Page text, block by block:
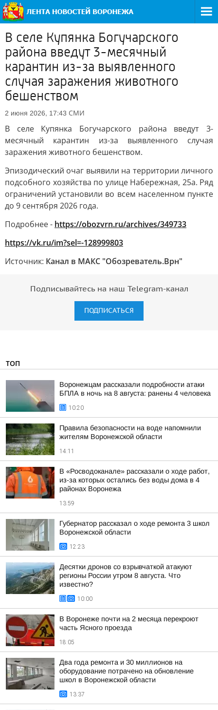
В селе Купянка Богучарского
района введут 3-месячный
карантин из-за выявленного
случая заражения животного
бешенством
2 июня 2026, 17:43 СМИ
В селе Купянка Богучарского района введут 3-
месячный карантин из-за выявленного случая
заражения животного бешенством.
Эпизодический очаг выявили на территории личного
подсобного хозяйства по улице Набережная, 25а. Ряд
ограничений установили во всем населенном пункте
до 9 сентября 2026 года.
Подробнее - https://obozvrn.ru/archives/349733
https://vk.ru/im?sel=-128999803
Источник: Канал в МАКС "Обозреватель.Врн"
Подписывайтесь на наш Telegram-канал
ПОДПИСАТЬСЯ
ТОП
Воронежцам рассказали подробности атаки
БПЛА в ночь на 8 августа: ранены 4 человека
10:20
Правила безопасности на воде напомнили
жителям Воронежской области
14:11
В «Росводоканале» рассказали о ходе работ,
из-за которых остались без воды дома в 4
районах Воронежа
13:59
Губернатор рассказал о ходе ремонта 3 школ
Воронежской области
12:23
Десятки дронов со взрывчаткой атакуют
регионы России утром 8 августа. Что
известно?
10:00
В Воронеже почти на 2 месяца перекроют
часть Ясного проезда
18:05
Два года ремонта и 30 миллионов на
оборудование потрачено на обновление
школ в Воронежской области
13:37